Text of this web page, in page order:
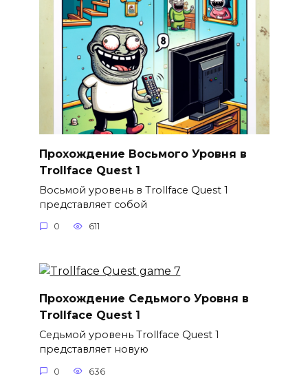
Прохождение Восьмого Уровня в
Trollface Quest 1
Восьмой уровень в Trollface Quest 1
представляет собой
0 611
Прохождение Седьмого Уровня в
Trollface Quest 1
Седьмой уровень Trollface Quest 1
представляет новую
0 636